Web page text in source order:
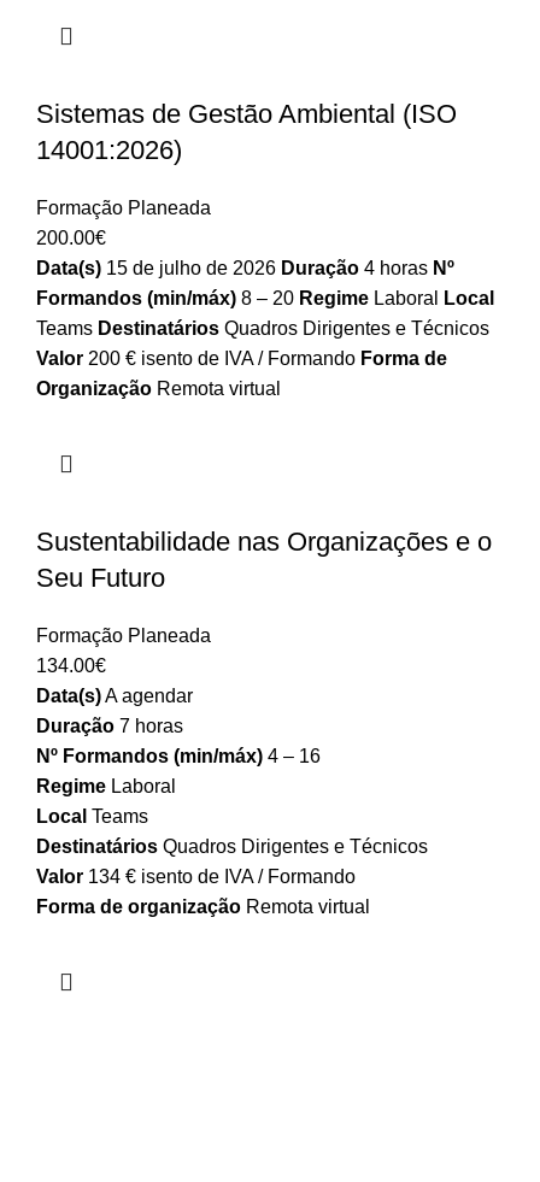
Sistemas de Gestão Ambiental (ISO
14001:2026)
Formação Planeada
200.00€
Data(s) 15 de julho de 2026 Duração 4 horas Nº
Formandos (min/máx) 8 – 20 Regime Laboral
Local
Teams Destinatários Quadros Dirigentes e Técnicos
Valor 200 € isento de IVA / Formando Forma de
Organização Remota virtual
Sustentabilidade nas Organizações e o
Seu Futuro
Formação Planeada
134.00€
Data(s)A agendar
Duração 7 horas
Nº Formandos (min/máx) 4 – 16
Regime Laboral
Local Teams
Destinatários Quadros Dirigentes e Técnicos
Valor 134 € isento de IVA / Formando
Forma de organização Remota virtual